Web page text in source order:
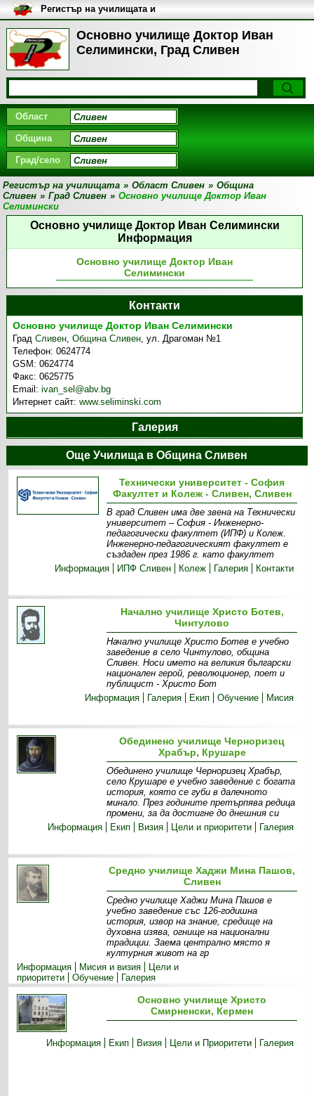
Основно училище Доктор Иван
Селимински, Град Сливен
Регистър на училищата и
университетите в България
Област
Община
Град/село
Регистър на училищата » Област Сливен » Община
Сливен » Град Сливен » Основно училище Доктор Иван
Селимински
Основно училище Доктор Иван Селимински
Информация
Основно училище Доктор Иван
Селимински
Контакти
Основно училище Доктор Иван Селимински
ГрадСливен,Община Сливен,ул. Драгоман №1
Телефон:0624774
GSM:0624774
Факс:0625775
Email:ivan_sel@abv.bg
Интернет сайт:www.seliminski.com
Галерия
Още Училища в Община Сливен
Технически университет - София
Факултет и Колеж - Сливен, Сливен
В град Сливен има две звена на Технически
университет – София - Инженерно-
педагогически факултет (ИПФ) и Колеж.
Инженерно-педагогическият факултет е
създаден през 1986 г. като факултет
Информация
ИПФ Сливен Колеж Галерия Контакти
Начално училище Христо Ботев,
Чинтулово
Начално училище Христо Ботев е учебно
заведение в село Чинтулово, община
Сливен. Носи името на великия български
национален герой, революционер, поет и
публицист - Христо Бот
Информация
Галерия Екип Обучение Мисия
Обединено училище Черноризец
Храбър, Крушаре
Обединено училище Черноризец Храбър,
село Крушаре е учебно заведение с богата
история, която се губи в далечното
минало. През годините претърпява редица
промени, за да достигне до днешния си
Информация
Екип Визия Цели и приоритети Галерия
Средно училище Хаджи Мина Пашов,
Сливен
Средно училище Хаджи Мина Пашов е
учебно заведение със 126-годишна
история, извор на знание, средище на
духовна изява, огнище на национални
традиции. Заема централно място я
културния живот на гр
Информация
Мисия и визия
Цели и
приоритети
Обучение Галерия
Основно училище Христо
Смирненски, Кермен
Информация Екип Визия Цели и Приоритети Галерия